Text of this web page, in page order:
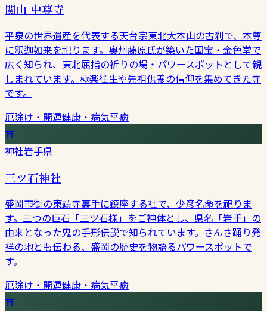
関山 中尊寺
平泉の世界遺産を代表する天台宗東北大本山の古刹で、本尊
に釈迦如来を祀ります。奥州藤原氏が築いた国宝・金色堂で
広く知られ、東北屈指の祈りの場・パワースポットとして親
しまれています。極楽往生や先祖供養の信仰を集めてきた寺
です。
厄除け・開運健康・病気平癒
⛩
神社岩手県
三ツ石神社
盛岡市街の東顕寺裏手に鎮座する社で、少彦名命を祀りま
す。三つの巨石「三ツ石様」をご神体とし、県名「岩手」の
由来となった鬼の手形伝説で知られています。さんさ踊り発
祥の地とも伝わる、盛岡の歴史を物語るパワースポットで
す。
厄除け・開運健康・病気平癒
⛩